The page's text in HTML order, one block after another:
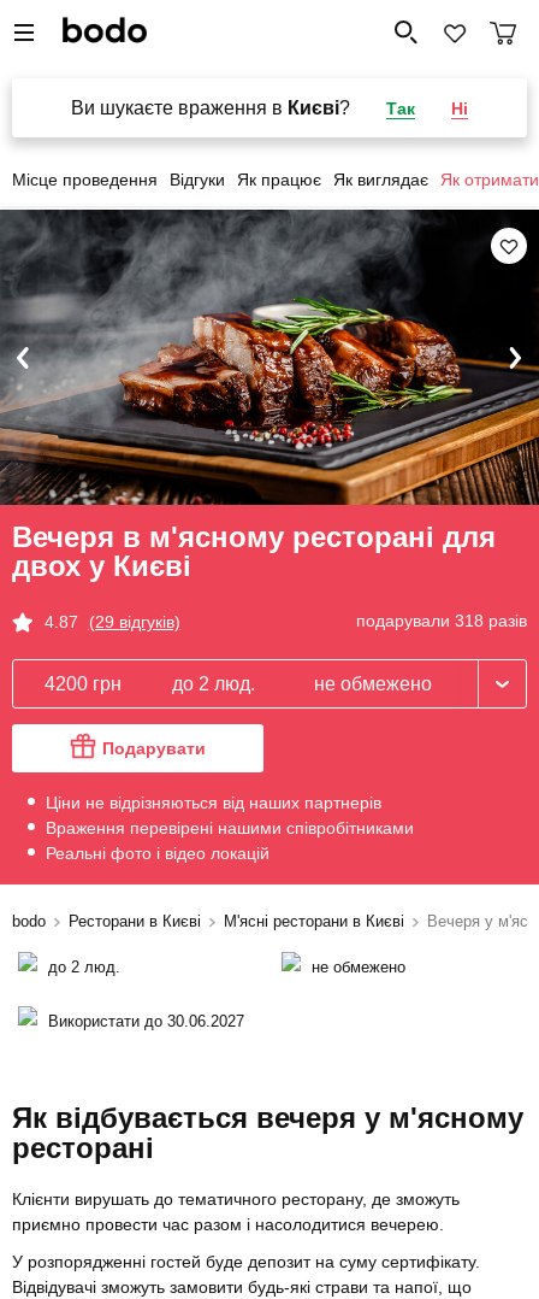
Ви шукаєте враження в Києві? Так Ні
Місце проведення Відгуки Як працює Як виглядає Як отримати
Вечеря в м'ясному ресторані для
двох у Києві
4.87 (29 відгуків) подарували 318 разів
4200 грн до 2 люд. не обмежено
Подарувати
Ціни не відрізняються від наших партнерів
Враження перевірені нашими співробітниками
Реальні фото і відео локацій
bodo Ресторани в Києві М'ясні ресторани в Києві Вечеря у
до 2 люд. не обмежено
Використати до 30.06.2027
Як відбувається вечеря у м'ясному
ресторані
Клієнти вирушать до тематичного ресторану, де зможуть
приємно провести час разом і насолодитися вечерею.
У розпорядженні гостей буде депозит на суму сертифікату.
Відвідувачі зможуть замовити будь-які страви та напої, що